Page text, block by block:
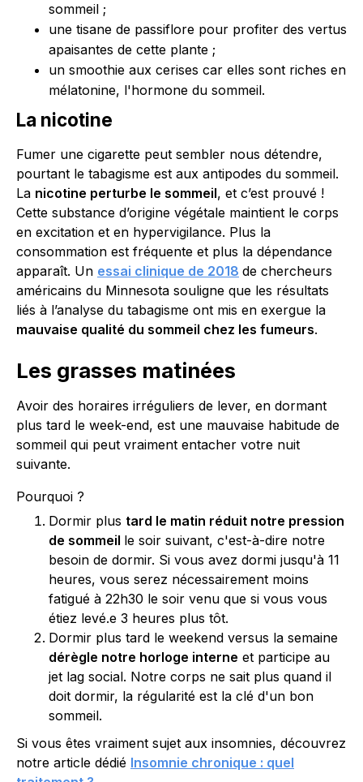
sommeil ;
une tisane de passiflore pour profiter des vertus
apaisantes de cette plante ;
un smoothie aux cerises car elles sont riches en
mélatonine, l'hormone du sommeil.
La nicotine
Fumer une cigarette peut sembler nous détendre,
pourtant le tabagisme est aux antipodes du sommeil.
La nicotine perturbe le sommeil, et c’est prouvé !
Cette substance d’origine végétale maintient le corps
en excitation et en hypervigilance. Plus la
consommation est fréquente et plus la dépendance
apparaît. Un essai clinique de 2018 de chercheurs
américains du Minnesota souligne que les résultats
liés à l’analyse du tabagisme ont mis en exergue la
mauvaise qualité du sommeil chez les fumeurs.
Les grasses matinées
Avoir des horaires irréguliers de lever, en dormant
plus tard le week-end, est une mauvaise habitude de
sommeil qui peut vraiment entacher votre nuit
suivante.
Pourquoi ?
Dormir plus tard le matin réduit notre pression
de sommeil le soir suivant, c'est-à-dire notre
besoin de dormir. Si vous avez dormi jusqu'à 11
heures, vous serez nécessairement moins
fatigué à 22h30 le soir venu que si vous vous
étiez levé.e 3 heures plus tôt.
Dormir plus tard le weekend versus la semaine
dérègle notre horloge interne et participe au
jet lag social. Notre corps ne sait plus quand il
doit dormir, la régularité est la clé d'un bon
sommeil.
Si vous êtes vraiment sujet aux insomnies, découvrez
notre article dédié Insomnie chronique : quel